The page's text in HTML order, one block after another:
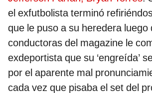
el exfutbolista terminó
que le puso a su heredera luego
conductoras del magazine le
exdeportista que su ‘engreída’
por el aparente mal
cada vez que pisaba el set del